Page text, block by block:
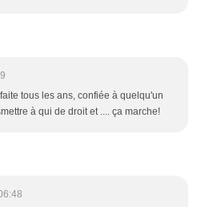
tous les ans, confiée à quelqu'un
à qui de droit et .... ça marche!